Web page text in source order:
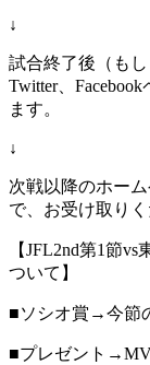
↓
試合終了後（も
Twitter、
ます。
↓
次戦以降のホー
で、お受け取りく
【JFL2nd第1節
ついて】
■ソシオ賞→今節
■プレゼント